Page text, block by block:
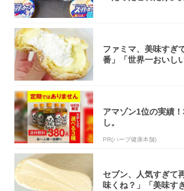
ファミマ、美味すぎ
番」「世界一おいし
アマゾン1位の実績
し。
PR(ハーブ健康本舗)
セブン、人気すぎて
味くね？」「美味す